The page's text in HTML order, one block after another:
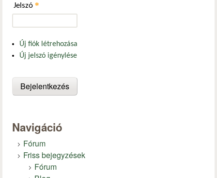
Jelszó *
Új fiók létrehozása
Új jelszó igénylése
Navigáció
Fórum
Friss bejegyzések
Fórum